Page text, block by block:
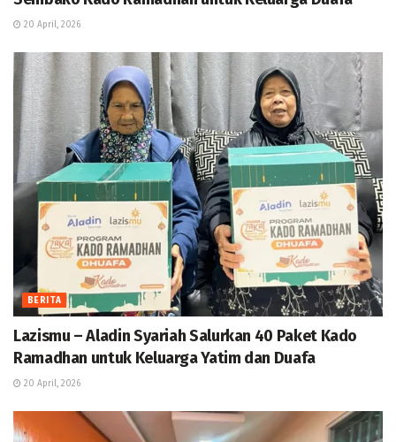
20 April, 2026
BERITA
Lazismu – Aladin Syariah Salurkan 40 Paket Kado
Ramadhan untuk Keluarga Yatim dan Duafa
20 April, 2026